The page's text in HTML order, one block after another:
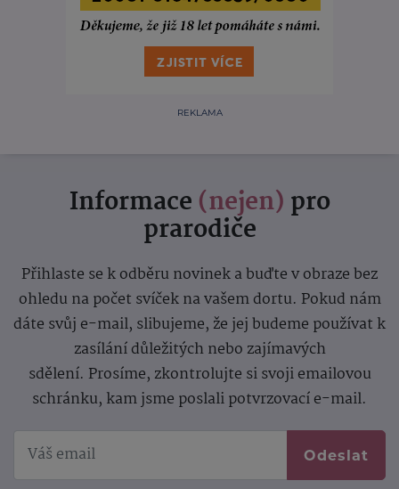
REKLAMA
Informace (nejen) pro
prarodiče
Přihlaste se k odběru novinek a buďte v obraze bez
ohledu na počet svíček na vašem dortu. Pokud nám
dáte svůj e-mail, slibujeme, že jej budeme používat k
zasílání důležitých nebo zajímavých
sdělení. Prosíme, zkontrolujte si svoji emailovou
schránku, kam jsme poslali potvrzovací e-mail.
Odeslat